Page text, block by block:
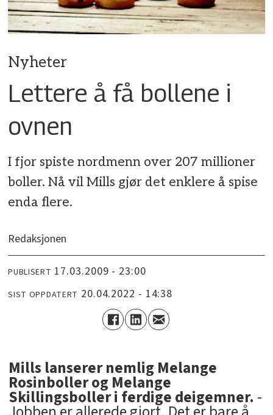
Nyheter
Lettere å få bollene i
ovnen
I fjor spiste nordmenn over 207 millioner
boller. Nå vil Mills gjør det enklere å spise
enda flere.
Redaksjonen
PUBLISERT 17.03.2009 - 23:00
SIST OPPDATERT 20.04.2022 - 14:38
Mills lanserer nemlig Melange
Rosinboller og Melange
Skillingsboller i ferdige deigemner. -